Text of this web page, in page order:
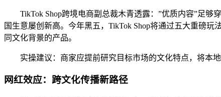
TikTok Shop跨境电商副总裁木青透露：”优质内容”足
国生意屡创新高。今年黑五，TikTok Shop将通过五大重磅
同文化背景的产品。
实操建议：商家应提前研究目标市场的文化特点，将本
网红效应：跨文化传播新路径